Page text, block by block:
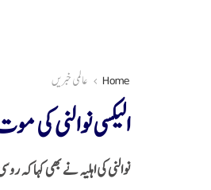
Home عالمی خبریں
الیکسی نوالنی کی
نوالنی کی اہلیہ نے بھی کہا